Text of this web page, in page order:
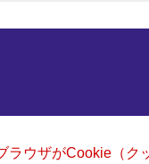
ウザがCookie（ク